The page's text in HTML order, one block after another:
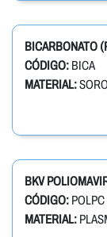
BICARBONATO
CÓDIGO: BICA
MATERIAL:
BKV
CÓDIGO: POLPC
MATERIAL: